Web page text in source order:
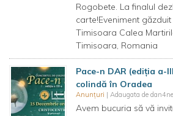
Rogobete. La finalul
carte!Eveniment
Timisoara Calea
Timisoara, Romania
Pace-n DAR (ediția a-
colindă în Oradea
Anunțuri | Adaugata de
Avem bucuria să vă